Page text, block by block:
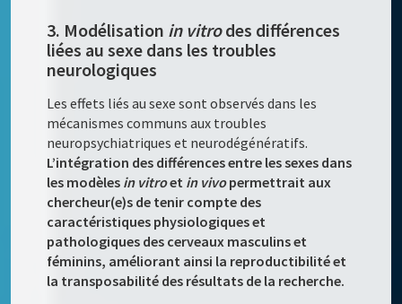
3. Modélisation in vitrodes différences
liées au sexe dans les troubles
neurologiques
Les effets liés au sexe sont observés dans les
mécanismes communs aux troubles
neuropsychiatriques et neurodégénératifs.
L’intégration des différences entre les sexes dans
les modèles in vitroet in vivopermettrait aux
chercheur(e)s de tenir compte des
caractéristiques physiologiques et
pathologiques des cerveaux masculins et
féminins, améliorant ainsi la reproductibilité et
la transposabilité des résultats de la recherche.